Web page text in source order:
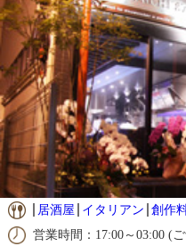
居酒屋 イタリアン 創作
営業時間：17:00～03:00 (